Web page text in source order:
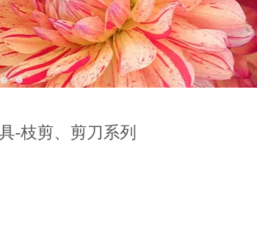
1 2 3
-枝剪、剪刀系列